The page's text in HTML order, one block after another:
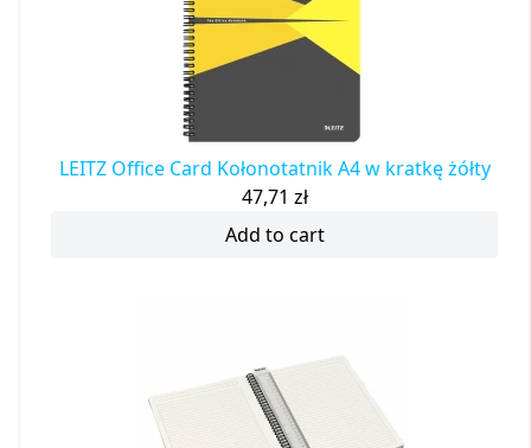
LEITZ Office Card Kołonotatnik A4 w kratkę żółty
47,71 zł
Add to cart